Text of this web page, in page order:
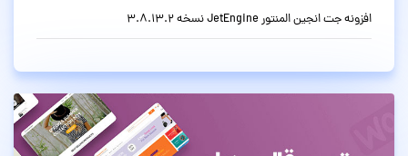
افزونه جت انجین المنتور JetEngine نسخه 3.8.13.2